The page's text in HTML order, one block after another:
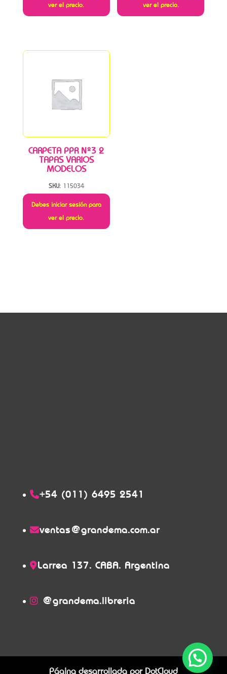
ver el precio.
ver el precio.
CARPETA PPR Nº3 2
TAPAS VARIOS
MODELOS
SKU: 115034
Debes iniciar sesión para
ver el precio.
+54 (011) 6495 2541
ventas@grandema.com.ar
Larrea 137. CABA. Argentina
@grandema.libreria
Página desarrollada por DotCloud